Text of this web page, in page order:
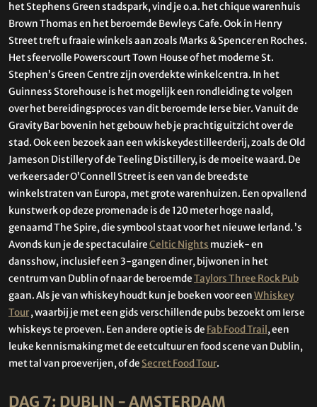
het Stephens Green stadspark, vind je o.a. het chique warenhuis
Brown Thomas en het beroemde Bewleys Cafe. Ook in Henry
Street treft u fraaie winkels aan zoals Marks & Spencer en Roches.
Het sfeervolle Powerscourt Town House of het moderne St.
Stephen’s Green Centre zijn overdekte winkelcentra. In het
Guinness Storehouse is het mogelijk een rondleiding te volgen
over het bereidingsproces van dit beroemde Ierse bier. Vanuit de
Gravity Bar bovenin het gebouw heb je prachtig uitzicht over de
stad. Ook een bezoek aan een wkiskeydestilleerderij, zoals de Old
Jameson Distillery of de Teeling Distillery, is de moeite waard. De
verkeersader O’Connell Street is een van de breedste
winkelstraten van Europa, met grote warenhuizen. Een opvallend
kunstwerk op deze promenade is de 120 meter hoge naald,
genaamd The Spire, die symbool staat voor het nieuwe Ierland. ’s
Avonds kun je de spectaculaireCeltic Nights muziek- en
dansshow, inclusief een 3-gangen diner, bijwonen in het
centrum van Dublin of naar de beroemdeTaylors Three Rock Pub
gaan. Als je van whiskey houdt kun je boeken voor eenWhiskey
Tour, waarbij je met een gids verschillende pubs bezoekt om Ierse
whiskeys te proeven. Een andere optie is de Fab Food Trail , een
leuke kennismaking met de eetcultuur en food scene van Dublin,
met tal van proeverijen, of de Secret Food Tour.
DAG 7: DUBLIN - AMSTERDAM